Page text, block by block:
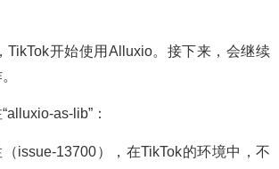
TikTok开始使用Alluxio。接下来，会继续
as-lib”：
issue-13700），在TikTok的环境中，不